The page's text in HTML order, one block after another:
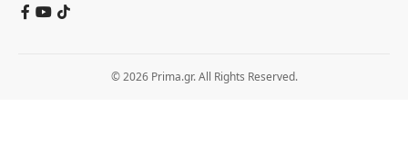
© 2026 Prima.gr. All Rights Reserved.